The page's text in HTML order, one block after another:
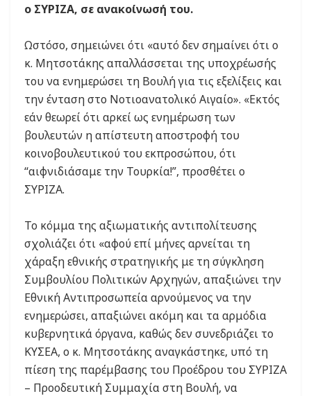
ο ΣΥΡΙΖΑ, σε ανακοίνωσή του.
Ωστόσο, σημειώνει ότι «αυτό δεν σημαίνει ότι ο
κ. Μητσοτάκης απαλλάσσεται της υποχρέωσής
του να ενημερώσει τη Βουλή για τις εξελίξεις και
την ένταση στο Νοτιοανατολικό Αιγαίο». «Εκτός
εάν θεωρεί ότι αρκεί ως ενημέρωση των
βουλευτών η απίστευτη αποστροφή του
κοινοβουλευτικού του εκπροσώπου, ότι
“αιφνιδιάσαμε την Τουρκία!”, προσθέτει ο
ΣΥΡΙΖΑ.
Το κόμμα της αξιωματικής αντιπολίτευσης
σχολιάζει ότι «αφού επί μήνες αρνείται τη
χάραξη εθνικής στρατηγικής με τη σύγκληση
Συμβουλίου Πολιτικών Αρχηγών, απαξιώνει την
Εθνική Αντιπροσωπεία αρνούμενος να την
ενημερώσει, απαξιώνει ακόμη και τα αρμόδια
κυβερνητικά όργανα, καθώς δεν συνεδριάζει το
ΚΥΣΕΑ, ο κ. Μητσοτάκης αναγκάστηκε, υπό τη
πίεση της παρέμβασης του Προέδρου του ΣΥΡΙΖΑ
– Προοδευτική Συμμαχία στη Βουλή, να